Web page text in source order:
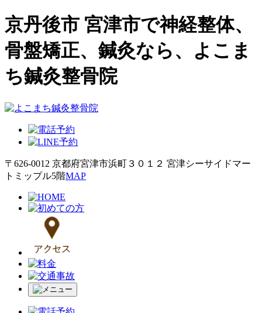
京丹後市 宮津市で神経整体、
骨盤矯正、鍼灸なら、よこま
ち鍼灸整骨院
〒626-0012 京都府宮津市浜町３０１２ 宮津シーサイドマー
トミップル5階MAP